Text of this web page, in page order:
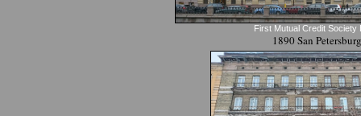
First Mutual Credit Society
1890 San